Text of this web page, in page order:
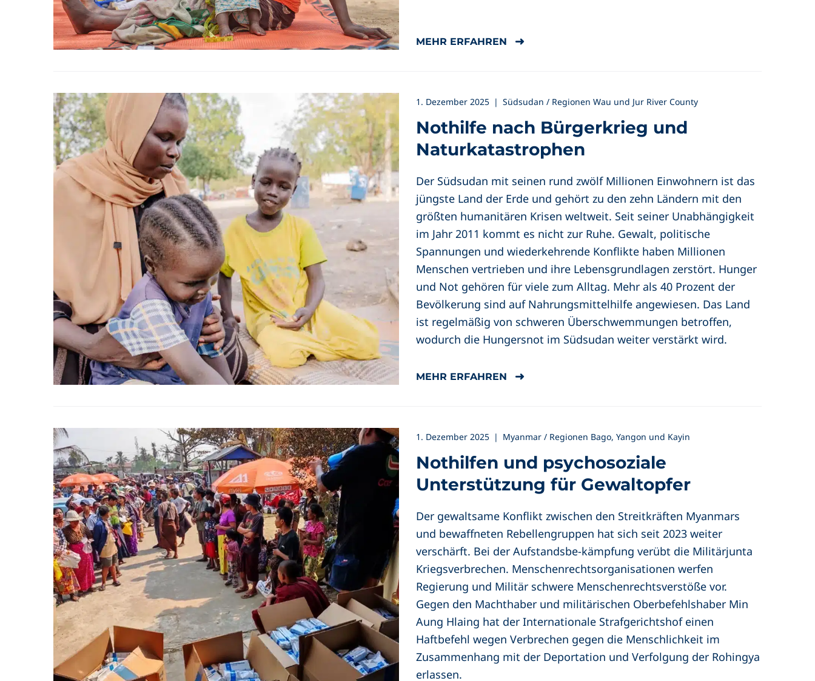
MEHR ERFAHREN
1. Dezember 2025 | Südsudan / Regionen Wau und Jur River County
Nothilfe nach Bürgerkrieg und
Naturkatastrophen
Der Südsudan mit seinen rund zwölf Millionen Einwohnern ist das
jüngste Land der Erde und gehört zu den zehn Ländern mit den
größten humanitären Krisen weltweit. Seit seiner Unabhängigkeit
im Jahr 2011 kommt es nicht zur Ruhe. Gewalt, politische
Spannungen und wiederkehrende Konflikte haben Millionen
Menschen vertrieben und ihre Lebensgrundlagen zerstört. Hunger
und Not gehören für viele zum Alltag. Mehr als 40 Prozent der
Bevölkerung sind auf Nahrungsmittelhilfe angewiesen. Das Land
ist regelmäßig von schweren Überschwemmungen betroffen,
wodurch die Hungersnot im Südsudan weiter verstärkt wird.
MEHR ERFAHREN
1. Dezember 2025 | Myanmar / Regionen Bago, Yangon und Kayin
Nothilfen und psychosoziale
Unterstützung für Gewaltopfer
Der gewaltsame Konflikt zwischen den Streitkräften Myanmars
und bewaffneten Rebellengruppen hat sich seit 2023 weiter
verschärft. Bei der Aufstandsbe-kämpfung verübt die Militärjunta
Kriegsverbrechen. Menschenrechtsorganisationen werfen
Regierung und Militär schwere Menschenrechtsverstöße vor.
Gegen den Machthaber und militärischen Oberbefehlshaber Min
Aung Hlaing hat der Internationale Strafgerichtshof einen
Haftbefehl wegen Verbrechen gegen die Menschlichkeit im
Zusammenhang mit der Deportation und Verfolgung der Rohingya
erlassen.